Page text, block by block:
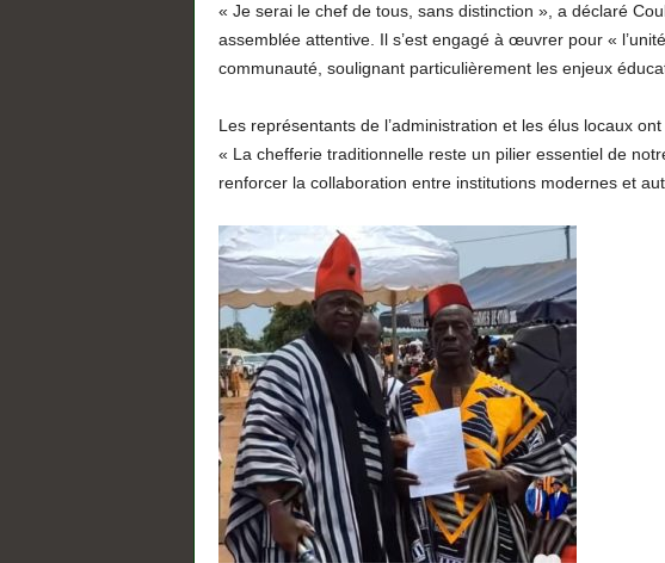
« Je serai le chef de tous, sans distinction », a déclaré
assemblée attentive. Il s’est engagé à œuvrer pour «
communauté, soulignant particulièrement les enjeux
Les représentants de l’administration et les élus locaux
« La chefferie traditionnelle reste un pilier essentiel de
renforcer la collaboration entre institutions modernes et